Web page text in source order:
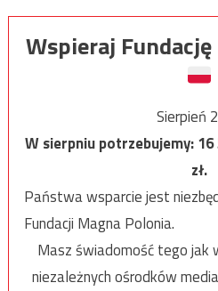
Wspieraj
Sierpień
W sierpniu potrzebujemy:
zł.
Państwa wsparcie jest
Fundacji Magna Polonia.
Masz świadomość tego jak
niezależnych ośrodków